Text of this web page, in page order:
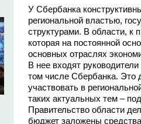
У Сбербанка
региональной властью,
структурами. В области, к
которая на постоянной
основных отраслях
В нее входят
том числе Сбербанка. Это
участвовать в
таких актуальных тем –
Правительство области
бюджет заложены